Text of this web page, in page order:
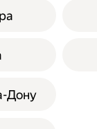
Дону